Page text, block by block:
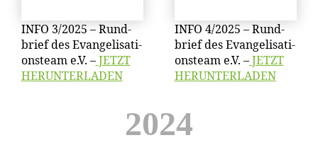
INFO 3/​2025 – Rund­
brief des Evan­ge­li­sa­ti­
ons­team e.V. – JETZT
HERUNTERLADEN
INFO 4/​2025 – Rund­
brief des Evan­ge­li­sa­ti­
ons­team e.V. – JETZT
HERUNTERLADEN
2024